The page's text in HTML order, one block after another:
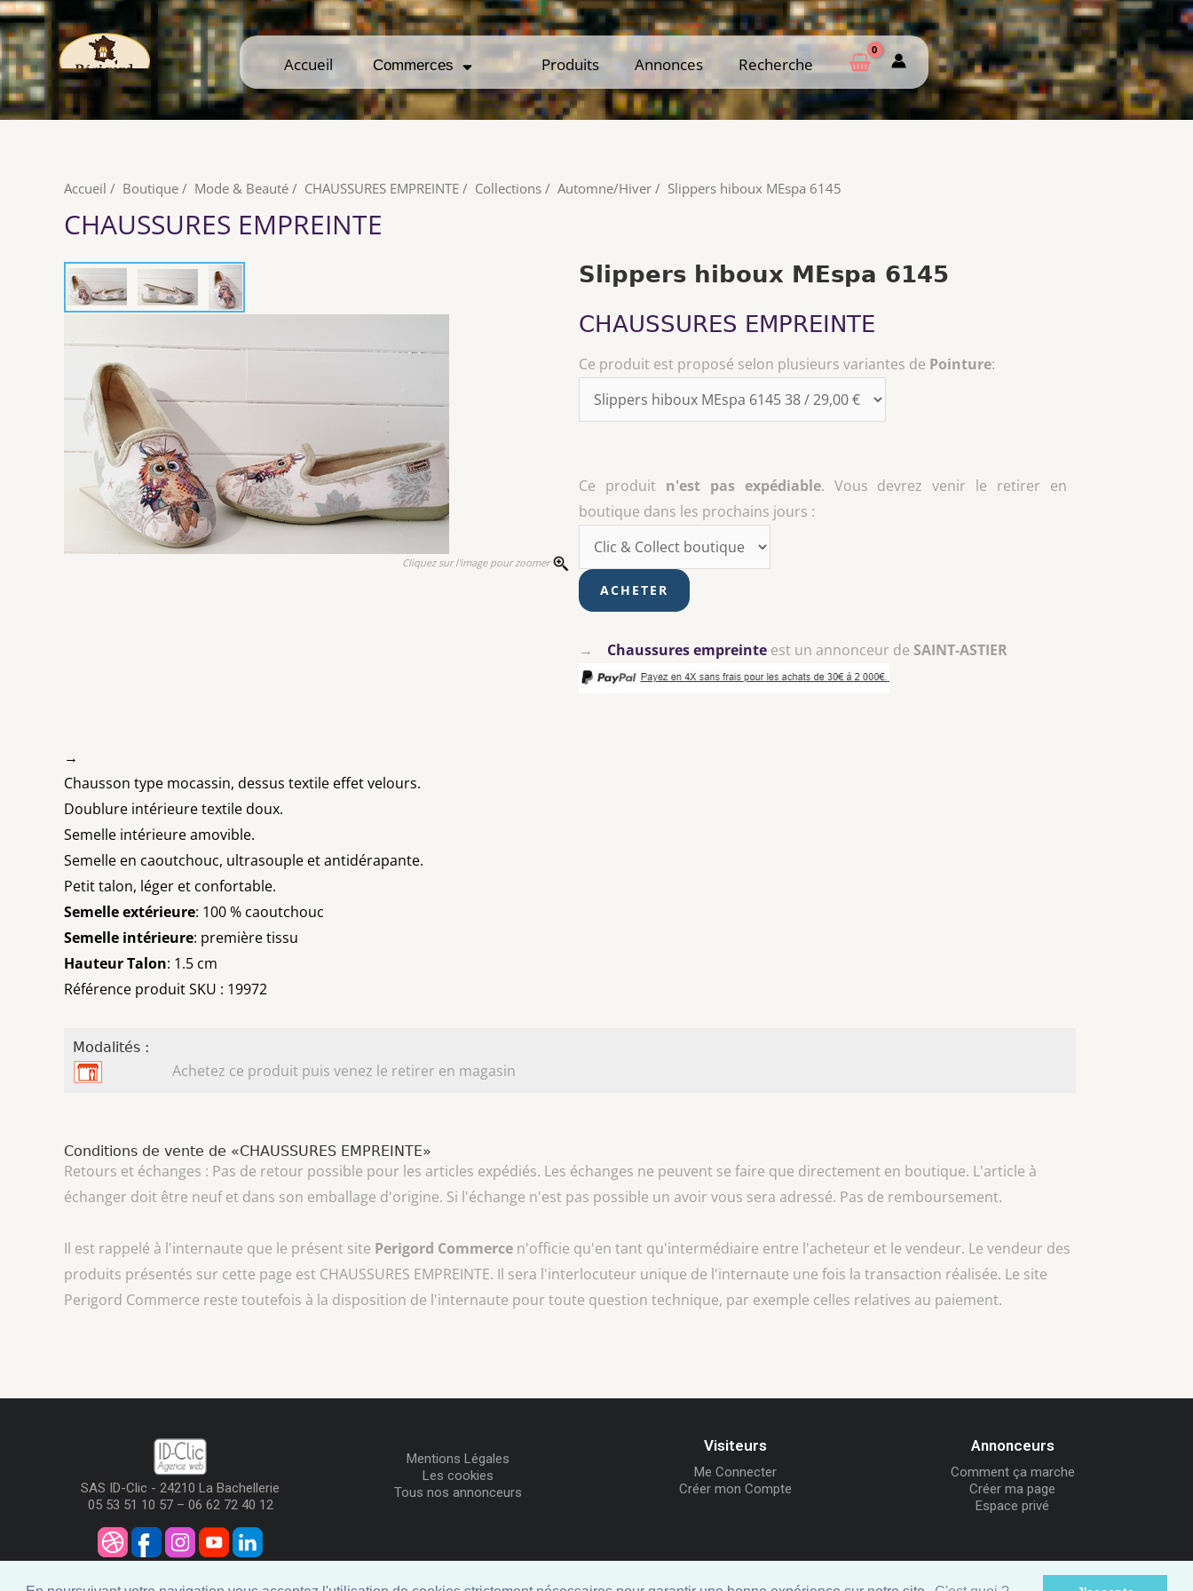
Accueil Commerces Produits Annonces Recherche
Accueil Commerces Produits Annonces Recherche
Accueil / Boutique / Mode & Beauté / CHAUSSURES EMPREINTE / Collections / Automne/Hiver / Slippers hiboux MEspa 6145
CHAUSSURES EMPREINTE
Cliquez sur l'image pour zoomer
Slippers hiboux MEspa 6145
CHAUSSURES EMPREINTE
Ce produit est proposé selon plusieurs variantes de Pointure:
Ce produit n'est pas expédiable. Vous devrez venir le retirer en
boutique dans les prochains jours :
→ Chaussures empreinte est un annonceur de SAINT-ASTIER
→
Chausson type mocassin, dessus textile effet velours.
Doublure intérieure textile doux.
Semelle intérieure amovible.
Semelle en caoutchouc, ultrasouple et antidérapante.
Petit talon, léger et confortable.
Semelle extérieure: 100 % caoutchouc
Semelle intérieure: première tissu
Hauteur Talon: 1.5 cm
Référence produit SKU : 19972
Modalités :
Achetez ce produit puis venez le retirer en magasin
Conditions de vente de «CHAUSSURES EMPREINTE»
Retours et échanges : Pas de retour possible pour les articles expédiés. Les échanges ne peuvent se faire que directement en boutique. L'article à
échanger doit être neuf et dans son emballage d'origine. Si l'échange n'est pas possible un avoir vous sera adressé. Pas de remboursement.
Il est rappelé à l'internaute que le présent site Perigord Commerce n'officie qu'en tant qu'intermédiaire entre l'acheteur et le vendeur. Le vendeur des
produits présentés sur cette page est CHAUSSURES EMPREINTE. Il sera l'interlocuteur unique de l'internaute une fois la transaction réalisée. Le site
Perigord Commerce reste toutefois à la disposition de l'internaute pour toute question technique, par exemple celles relatives au paiement.
SAS ID-Clic - 24210 La Bachellerie
05 53 51 10 57 – 06 62 72 40 12
Mentions Légales
Les cookies
Tous nos annonceurs
Visiteurs
Me Connecter
Créer mon Compte
Annonceurs
Comment ça marche
Créer ma page
Espace privé